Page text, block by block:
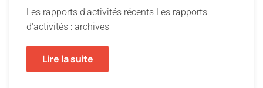
Les rapports d'activités récents Les rapports
d'activités : archives
Lire la suite